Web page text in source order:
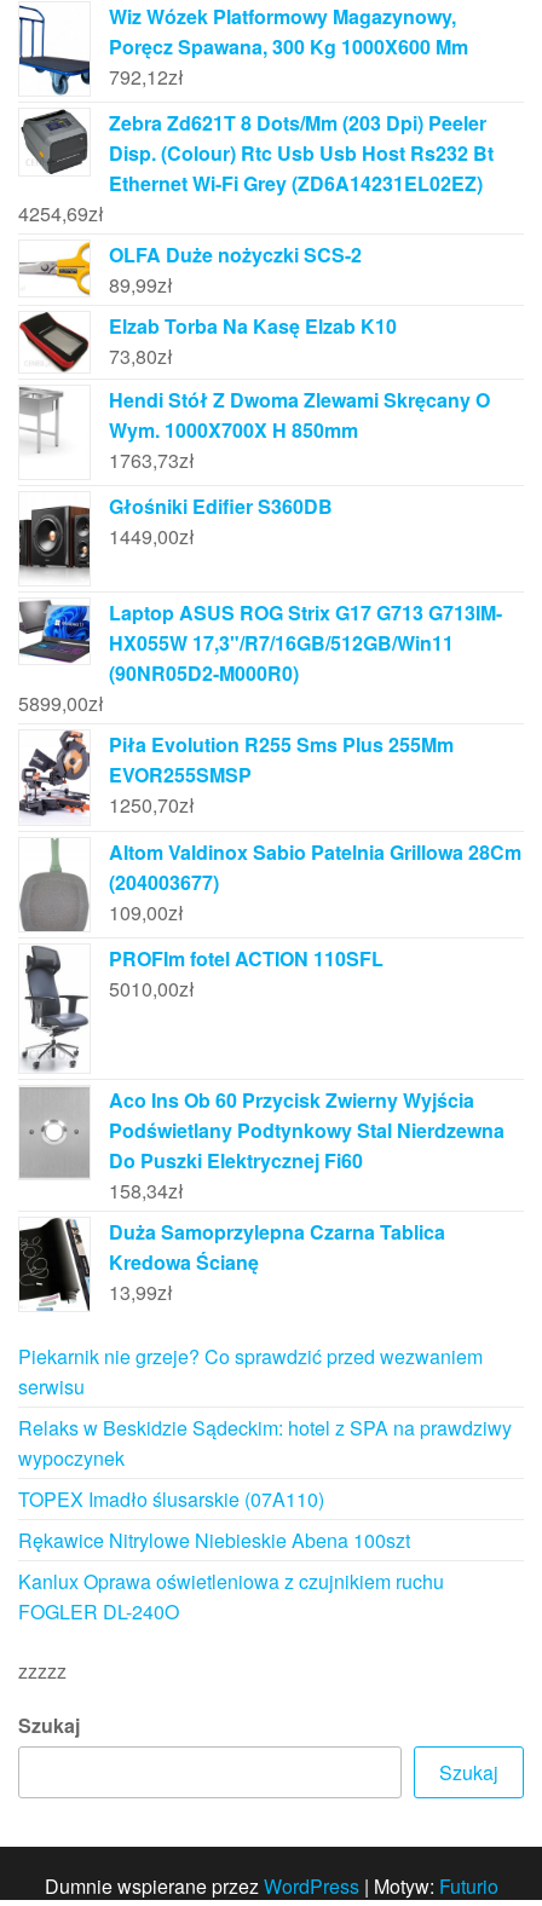
Wiz Wózek Platformowy Magazynowy,
Poręcz Spawana, 300 Kg 1000X600 Mm
792,12zł
Zebra Zd621T 8 Dots/Mm (203 Dpi) Peeler
Disp. (Colour) Rtc Usb Usb Host Rs232 Bt
Ethernet Wi-Fi Grey (ZD6A14231EL02EZ)
4254,69zł
OLFA Duże nożyczki SCS-2
89,99zł
Elzab Torba Na Kasę Elzab K10
73,80zł
Hendi Stół Z Dwoma Zlewami Skręcany O
Wym. 1000X700X H 850mm
1763,73zł
Głośniki Edifier S360DB
1449,00zł
Laptop ASUS ROG Strix G17 G713 G713IM-
HX055W 17,3"/R7/16GB/512GB/Win11
(90NR05D2-M000R0)
5899,00zł
Piła Evolution R255 Sms Plus 255Mm
EVOR255SMSP
1250,70zł
Altom Valdinox Sabio Patelnia Grillowa 28Cm
(204003677)
109,00zł
PROFIm fotel ACTION 110SFL
5010,00zł
Aco Ins Ob 60 Przycisk Zwierny Wyjścia
Podświetlany Podtynkowy Stal Nierdzewna
Do Puszki Elektrycznej Fi60
158,34zł
Duża Samoprzylepna Czarna Tablica
Kredowa Ścianę
13,99zł
Piekarnik nie grzeje? Co sprawdzić przed wezwaniem
serwisu
Relaks w Beskidzie Sądeckim: hotel z SPA na prawdziwy
wypoczynek
TOPEX Imadło ślusarskie (07A110)
Rękawice Nitrylowe Niebieskie Abena 100szt
Kanlux Oprawa oświetleniowa z czujnikiem ruchu
FOGLER DL-240O
zzzzz
Szukaj
Szukaj
Dumnie wspierane przezWordPress | Motyw: Futurio